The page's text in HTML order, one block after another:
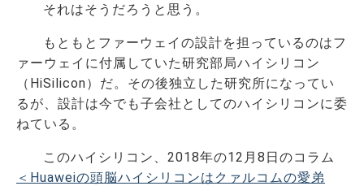
それはそうだろうと思う。
もともとファーウェイの設計を担っているのはフ
ァーウェイに付属していた研究部局ハイシリコン
（HiSilicon）だ。その後独立した研究所になってい
るが、設計は今でも子会社としてのハイシリコンに委
ねている。
このハイシリコン、2018年の12月8日のコラム
＜Huaweiの頭脳ハイシリコンはクァルコムの愛弟